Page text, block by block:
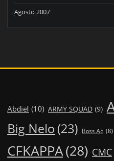
Agosto 2007
Abdiel (10) ARMY SQUAD (9)
Big Nelo (23) Boss Ac (8)
CFKAPPA(28) CMC